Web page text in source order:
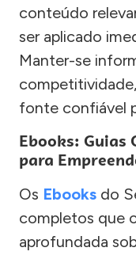
conteúdo
ser aplicado
Manter-se
fonte confiável
Ebooks: Guias
para
Os Ebooks do
completos que
aprofundada